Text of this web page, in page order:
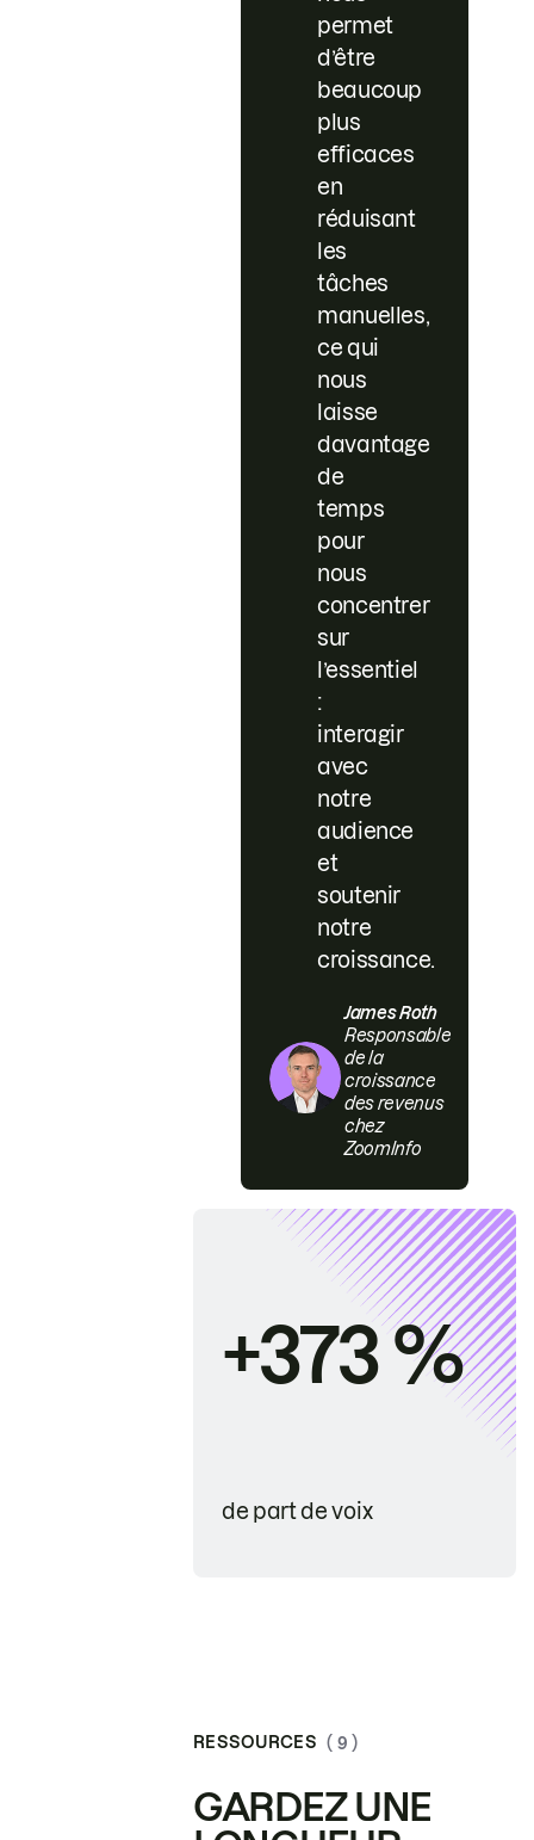
permet
d’être
beaucoup
plus
efficaces
en
réduisant
les
tâches
manuelles,
ce qui
nous
laisse
davantage
de
temps
pour
nous
concentrer
sur
l’essentiel
:
interagir
avec
notre
audience
et
soutenir
notre
croissance.
James Roth
Responsable
de la
croissance
des revenus
chez
ZoomInfo
+373 %
de part de voix
RESSOURCES ( 9 )
GARDEZ UNE